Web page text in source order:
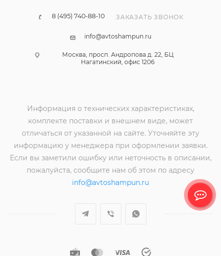
8 (495) 740-88-10 ЗАКАЗАТЬ ЗВОНОК
info@avtoshampun.ru
Москва, просп. Андропова д. 22, БЦ
Нагатинский, офис 1206
Информация о технических характеристиках,
комплекте поставки и внешнем виде, может
отличаться от указанной на сайте. Уточняйте эту
информацию у менеджера при оформлении заявки.
Если вы заметили ошибку или неточность в описании,
пожалуйста, сообщите нам об этом по адресу
info@avtoshampun.ru